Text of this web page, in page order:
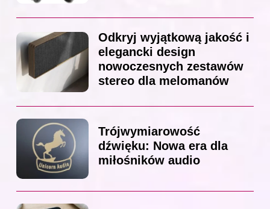
Odkryj wyjątkową jakość i
elegancki design
nowoczesnych zestawów
stereo dla melomanów
Trójwymiarowość
dźwięku: Nowa era dla
miłośników audio